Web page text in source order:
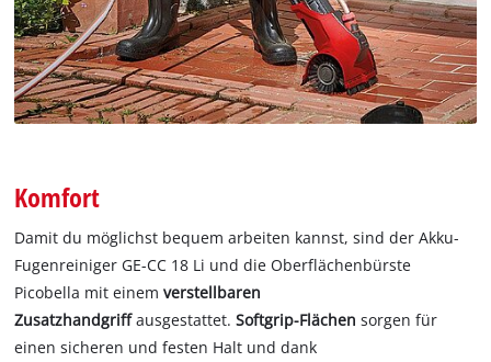
Komfort
Damit du möglichst bequem arbeiten kannst, sind der Akku-
Fugenreiniger GE-CC 18 Li und die Oberflächenbürste
Picobella mit einemverstellbaren
Zusatzhandgriffausgestattet.Softgrip-Flächen sorgen für
einen sicheren und festen Halt und dank